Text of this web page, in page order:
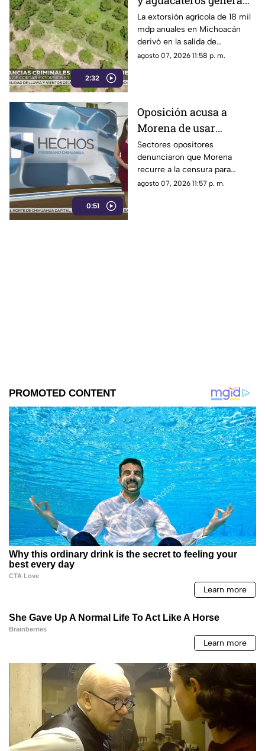
2:32
pérdidas de 18 mil mdp
en Michoacán
La extorsión agrícola de 18 mil
mdp anuales en Michoacán
derivó en la salida de
inspectores de EE. UU.,
agosto 07, 2026 11:58 p. m.
0:51
Oposición acusa a
Morena de usar
censura para ocultar
seńalamientos de
narcopolítica
Sectores opositores
denunciaron que Morena
recurre a la censura para
imponer su versión oficial y
agosto 07, 2026 11:57 p. m.